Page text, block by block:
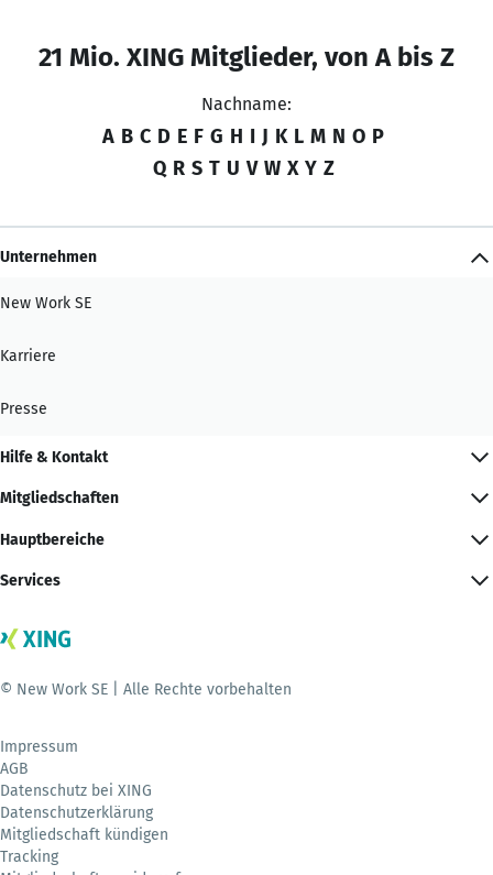
21 Mio. XING Mitglieder, von A bis Z
Nachname:
A B C D E F G H I J K L M N O P
Q R S T U V W X Y Z
Unternehmen
New Work SE
Karriere
Presse
Hilfe & Kontakt
Mitgliedschaften
Hauptbereiche
Services
© New Work SE | Alle Rechte vorbehalten
Impressum
AGB
Datenschutz bei XING
Datenschutzerklärung
Mitgliedschaft kündigen
Tracking